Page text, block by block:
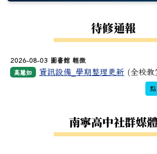
待修通報
2026-08-03 圖書館 輕微
高慧如 資訊設備_學期整理更新 (全校教
南寧高中社群媒